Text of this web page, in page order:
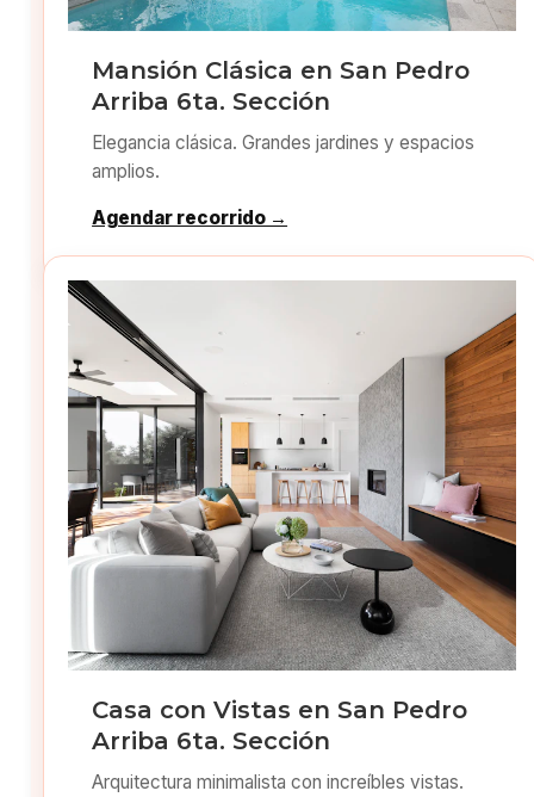
Mansión Clásica en San Pedro
Arriba 6ta. Sección
Elegancia clásica. Grandes jardines y espacios
amplios.
Agendar recorrido →
Casa con Vistas en San Pedro
Arriba 6ta. Sección
Arquitectura minimalista con increíbles vistas.